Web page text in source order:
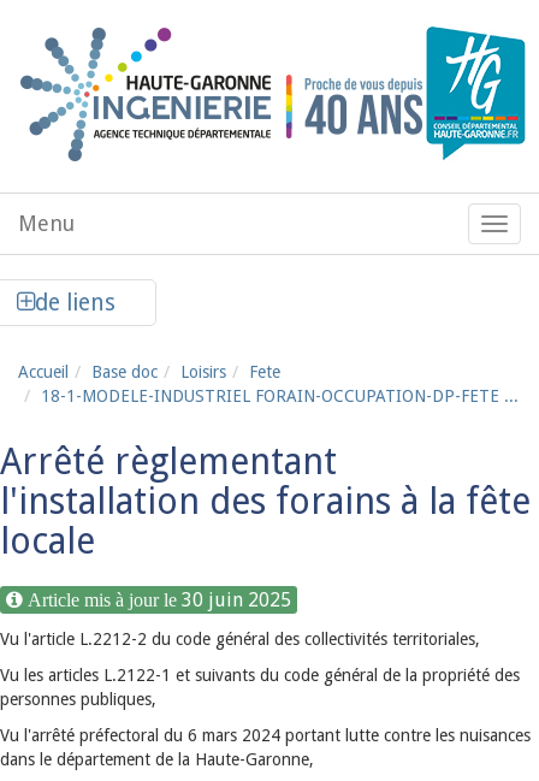
Menu
de
Menu
de liens
Accueil Base doc Loisirs
Fete
18-1-MODELE-INDUSTRIEL FORAIN-OCCUPATION-DP-FETE ...
Arrêté règlementant
l'installation des forains à la fête
locale
30 juin 2025
Vu l'article L.2212-2 du code général des collectivités territoriales,
Vu les articles L.2122-1 et suivants du code général de la propriété des
personnes publiques,
Vu l'arrêté préfectoral du 6 mars 2024 portant lutte contre les nuisances
dans le département de la Haute-Garonne,